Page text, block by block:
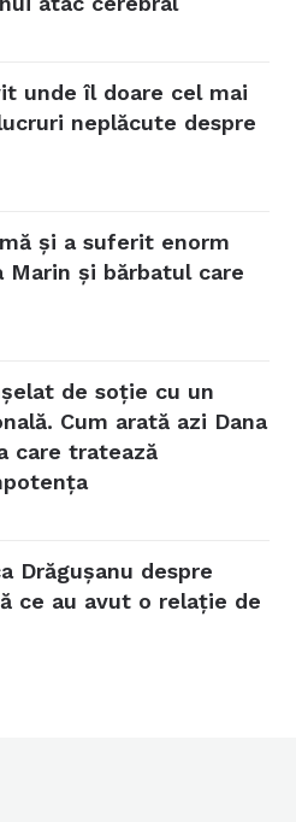
unde îl doare cel mai
neplăcute despre
și a suferit enorm
Marin și bărbatul care
de soție cu un
Cum arată azi Dana
care tratează
Drăgușanu despre
ce au avut o relație de